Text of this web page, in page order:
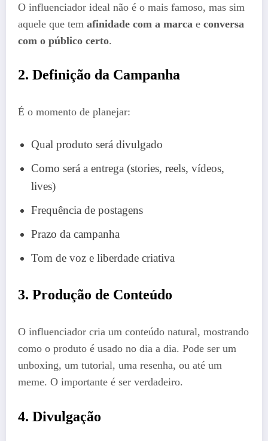
O influenciador ideal não é o mais famoso, mas sim
aquele que tem afinidade com a marca e conversa
com o público certo.
2. Definição da Campanha
É o momento de planejar:
Qual produto será divulgado
Como será a entrega (stories, reels, vídeos,
lives)
Frequência de postagens
Prazo da campanha
Tom de voz e liberdade criativa
3. Produção de Conteúdo
O influenciador cria um conteúdo natural, mostrando
como o produto é usado no dia a dia. Pode ser um
unboxing, um tutorial, uma resenha, ou até um
meme. O importante é ser verdadeiro.
4. Divulgação